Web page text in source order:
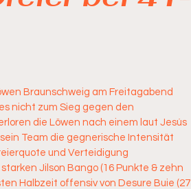
Braunschweig am Freitagabend
nicht zum Sieg gegen den
die Löwen nach einem laut Jesús
Team die gegnerische Intensität
und Verteidigung
Jilson Bango (16 Punkte & zehn
Halbzeit offensiv von Desure Buie (27